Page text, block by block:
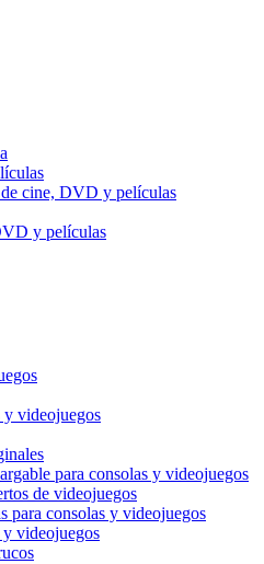
cine, DVD y películas
y películas
y videojuegos
para consolas y videojuegos
de videojuegos
para consolas y videojuegos
videojuegos